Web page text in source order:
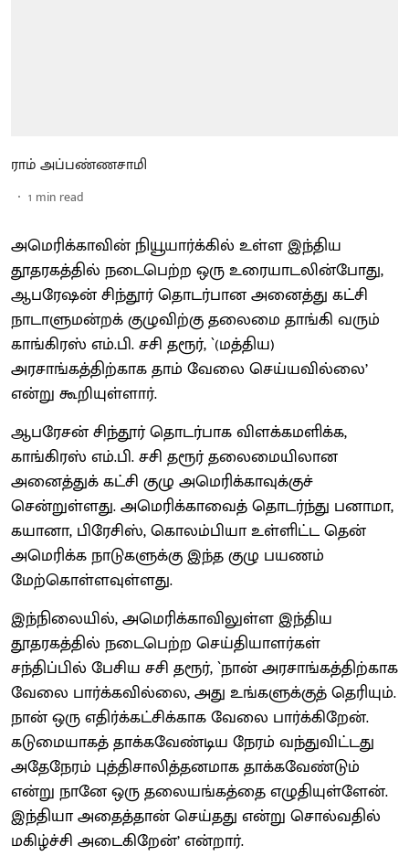
ராம் அப்பண்ணசாமி
1 min read
அமெரிக்காவின் நியூயார்க்கில் உள்ள இந்திய
தூதரகத்தில் நடைபெற்ற ஒரு உரையாடலின்போது,
ஆபரேஷன் சிந்தூர் தொடர்பான அனைத்து கட்சி
நாடாளுமன்றக் குழுவிற்கு தலைமை தாங்கி வரும்
காங்கிரஸ் எம்.பி. சசி தரூர், `(மத்திய) ​​
அரசாங்கத்திற்காக தாம் வேலை செய்யவில்லை’
என்று கூறியுள்ளார்.
ஆபரேசன் சிந்தூர் தொடர்பாக விளக்கமளிக்க,
காங்கிரஸ் எம்.பி. சசி தரூர் தலைமையிலான
அனைத்துக் கட்சி குழு அமெரிக்காவுக்குச்
சென்றுள்ளது. அமெரிக்காவைத் தொடர்ந்து பனாமா,
கயானா, பிரேசிஸ், கொலம்பியா உள்ளிட்ட தென்
அமெரிக்க நாடுகளுக்கு இந்த குழு பயணம்
மேற்கொள்ளவுள்ளது.
இந்நிலையில், அமெரிக்காவிலுள்ள இந்திய
தூதரகத்தில் நடைபெற்ற செய்தியாளர்கள்
சந்திப்பில் பேசிய சசி தரூர், `நான் அரசாங்கத்திற்காக
வேலை பார்க்கவில்லை, அது உங்களுக்குத் தெரியும்.
நான் ஒரு எதிர்க்கட்சிக்காக வேலை பார்க்கிறேன்.
கடுமையாகத் தாக்கவேண்டிய நேரம் வந்துவிட்டது
அதேநேரம் புத்திசாலித்தனமாக தாக்கவேண்டும்
என்று நானே ஒரு தலையங்கத்தை எழுதியுள்ளேன்.
இந்தியா அதைத்தான் செய்தது என்று சொல்வதில்
மகிழ்ச்சி அடைகிறேன்’ என்றார்.